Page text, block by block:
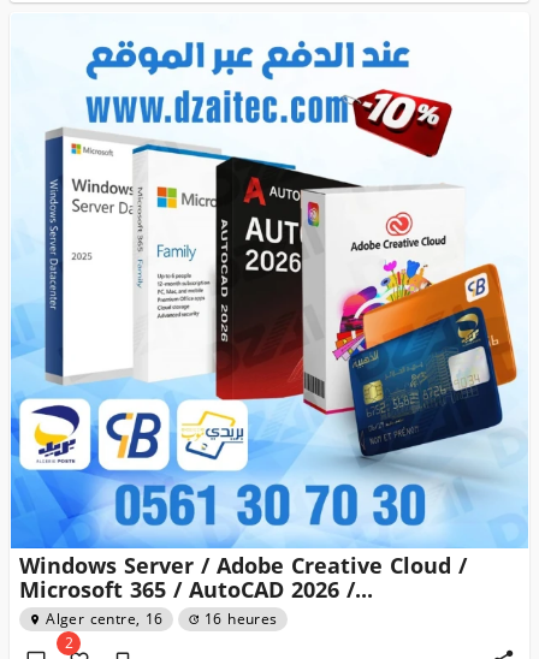
Windows Server / Adobe Creative Cloud /
Microsoft 365 / AutoCAD 2026 /...
Alger centre, 16
16 heures
2